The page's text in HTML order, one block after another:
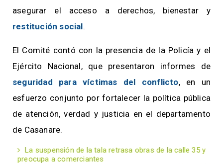
asegurar el acceso a derechos, bienestar y
restitución social.
El Comité contó con la presencia de la Policía y el
Ejército Nacional, que presentaron informes de
seguridad para víctimas del conflicto, en un
esfuerzo conjunto por fortalecer la política pública
de atención, verdad y justicia en el departamento
de Casanare.
La suspensión de la tala retrasa obras de la calle 35 y
preocupa a comerciantes